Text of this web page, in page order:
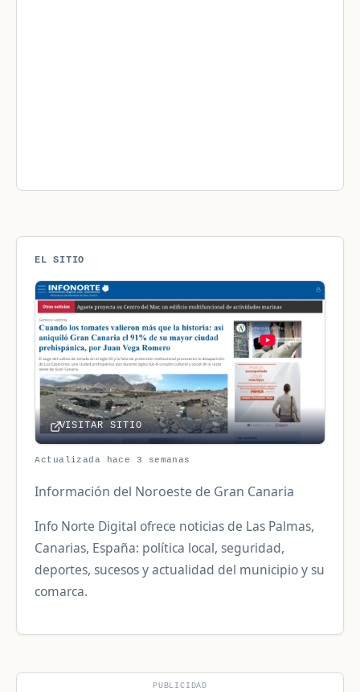
EL SITIO
VISITAR SITIO
Actualizada hace 3 semanas
Información del Noroeste de Gran Canaria
Info Norte Digital ofrece noticias de Las Palmas,
Canarias, España: política local, seguridad,
deportes, sucesos y actualidad del municipio y su
comarca.
PUBLICIDAD